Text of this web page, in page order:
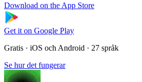
Download on the App Store
Get it on Google Play
Gratis · iOS och Android · 27 språk
Se hur det fungerar